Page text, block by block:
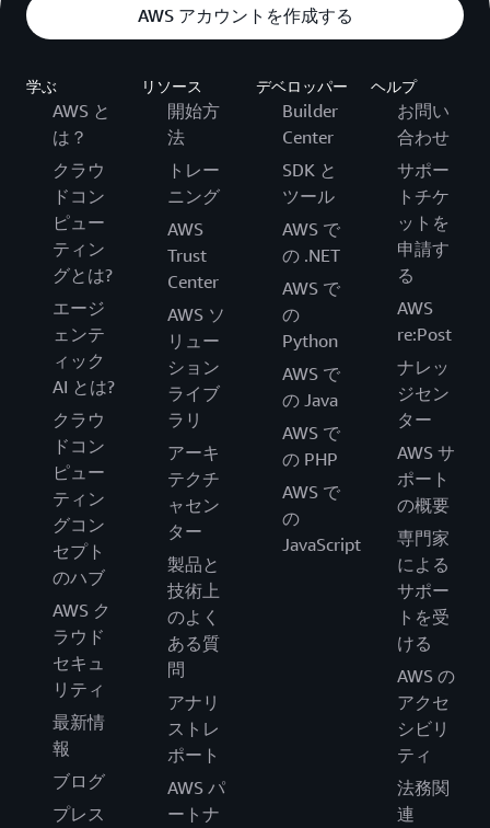
AWS アカウントを作成する
学ぶ
AWS と
は？
クラウ
ドコン
ピュー
ティン
グとは?
エージ
ェンテ
ィック
AI とは?
クラウ
ドコン
ピュー
ティン
グコン
セプト
のハブ
AWS ク
ラウド
セキュ
リティ
最新情
報
ブログ
プレス
リソース
開始方
法
トレー
ニング
AWS
Trust
Center
AWS ソ
リュー
ション
ライブ
ラリ
アーキ
テクチ
ャセン
ター
製品と
技術上
のよく
ある質
問
アナリ
ストレ
ポート
AWS パ
ートナ
デベロッパー
Builder
Center
SDK と
ツール
AWS で
の .NET
AWS で
の
Python
AWS で
の Java
AWS で
の PHP
AWS で
の
JavaScript
ヘルプ
お問い
合わせ
サポー
トチケ
ットを
申請す
る
AWS
re:Post
ナレッ
ジセン
ター
AWS サ
ポート
の概要
専門家
による
サポー
トを受
ける
AWS の
アクセ
シビリ
ティ
法務関
連